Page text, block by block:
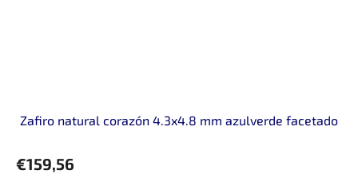
Zafiro natural corazón 4.3x4.8 mm azulverde facetado
€159,56